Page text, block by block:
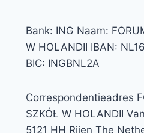
Bank: ING Naam:
W HOLANDII IBAN:
BIC: INGBNL2A
Correspondentieadres
SZKÓŁ W HOLANDII
5121 HH Rijen The